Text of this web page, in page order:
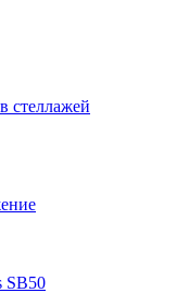
стеллажей
SB50